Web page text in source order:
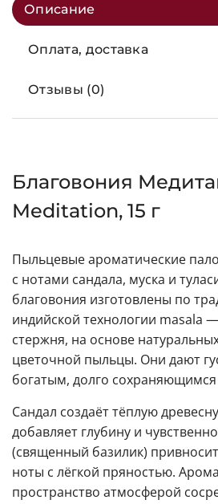
Описание
Оплата, доставка
Отзывы (0)
Благовония
Meditation, 15 г
Пыльцевые ароматические
с нотами сандала, муска и
благовония изготовлены по
индийской технологии masala
стержня, на основе
цветочной пыльцы. Они дают
богатым, долго
Сандал создаёт тёплую
добавляет глубину и
(священный базилик)
ноты с лёгкой пряностью.
пространство атмосферой